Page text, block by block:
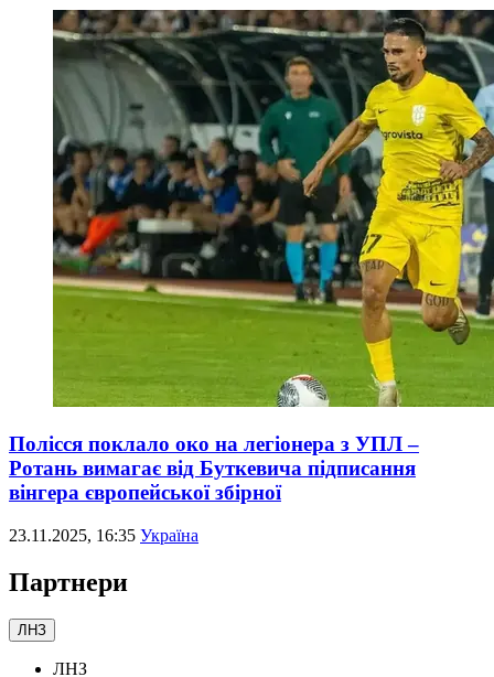
Полісся поклало око на легіонера з УПЛ –
Ротань вимагає від Буткевича підписання
вінгера європейської збірної
23.11.2025, 16:35 Україна
Партнери
ЛНЗ
ЛНЗ